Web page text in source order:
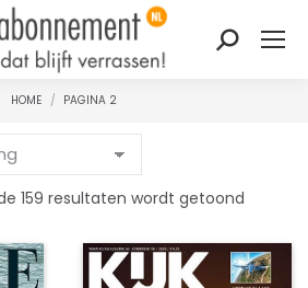
Zoeken:
Je bent hier:
HOME PAGINA 2
159 resultaten wordt getoond